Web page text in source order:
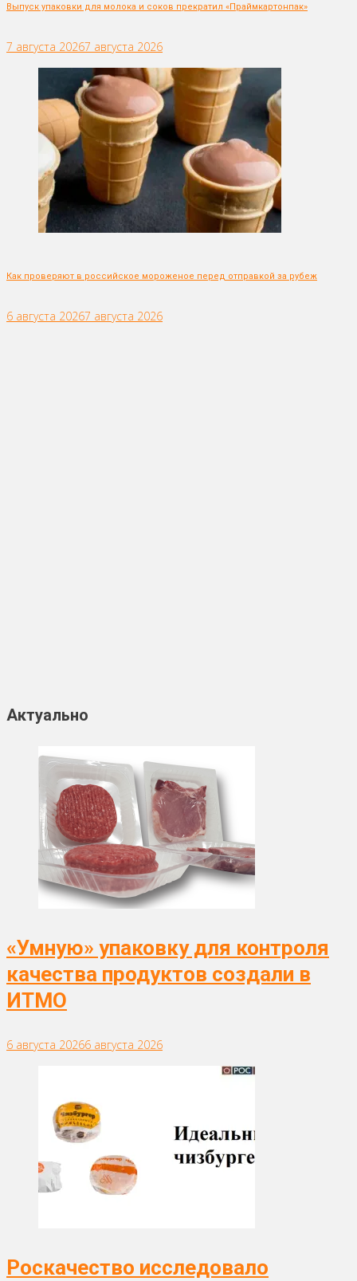
Выпуск упаковки для молока и соков прекратил «Праймкартонпак»
7 августа 20267 августа 2026
Как проверяют в российское мороженое перед отправкой за рубеж
6 августа 20267 августа 2026
Актуально
«Умную» упаковку для контроля
качества продуктов создали в
ИТМО
6 августа 20266 августа 2026
Роскачество исследовало